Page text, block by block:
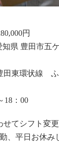
円
県 豊田市五ケ
田東環状線
18：00
てシフト変更
、平日お休み